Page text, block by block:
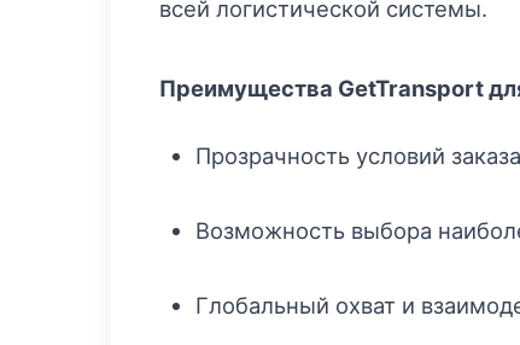
всей логистической системы.
Преимущества GetTransport
Прозрачность условий
Возможность выбора
Глобальный охват и